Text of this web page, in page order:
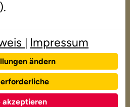
Lerntherapeut/-
solche, die es
wollen!...
lesen
| Impressum
ändern
akzeptieren